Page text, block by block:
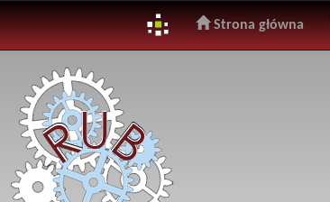
navigation
Strona główna